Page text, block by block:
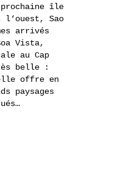
île
Sao
arrivés
Vista,
au Cap
belle :
offre en
paysages